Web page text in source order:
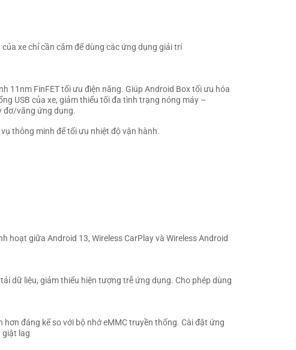
xe chỉ cần cắm để dùng các ứng dụng giải trí
11nm FinFET tối ưu điện năng. Giúp Android Box tối ưu hóa
USB của xe, giảm thiểu tối đa tình trạng nóng máy –
đơ/văng ứng dụng.
thông minh để tối ưu nhiệt độ vận hành.
hoạt giữa Android 13, Wireless CarPlay và Wireless Android
dữ liệu, giảm thiểu hiện tượng trễ ứng dụng. Cho phép dùng
hơn đáng kể so với bộ nhớ eMMC truyền thống. Cài đặt ứng
giật lag